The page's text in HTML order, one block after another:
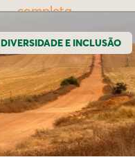
completa
DIVERSIDADE E INCLUSÃO